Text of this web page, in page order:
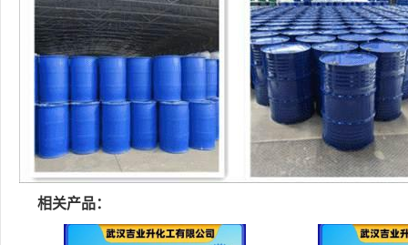
相关产品：